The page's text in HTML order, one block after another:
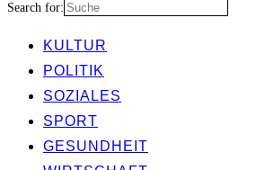
Search for:
KUL­TUR
POLI­TIK
SOZIA­LES
SPORT
GESUND­HEIT